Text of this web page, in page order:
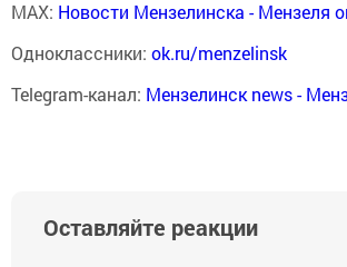
MAX: Новости Мензелинска - Мензеля
Одноклассники: ok.ru/menzelinsk
Telegram-канал: Мензелинск news -
Оставляйте реакции